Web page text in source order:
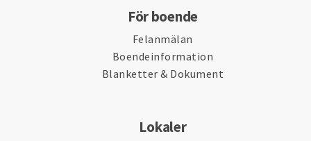
För boende
Felanmälan
Boendeinformation
Blanketter & Dokument
Lokaler